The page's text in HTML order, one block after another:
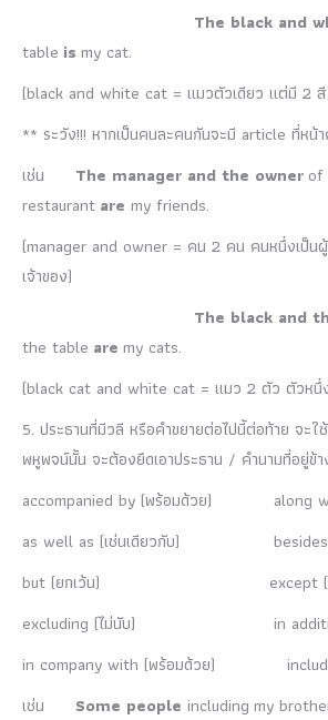
The black and
table is my cat.
(black and white cat = แมวตัวเดียว แต่มี 2
** ระวัง!!! หากเป็นคนละคนกันจะมี article ที่หน้
เช่น The manager and the owner of
restaurant are my friends.
(manager and owner = คน 2 คน คนหนึ่งเป็น
เจ้าของ)
The black and
the table are my cats.
(black cat and white cat = แมว 2 ตัว ตัวหนึ่
5. ประธานที่มีวลี หรือคำขยายต่อไปนี้ต่อท้าย จะใ
พหูพจน์นั้น จะต้องยึดเอาประธาน / คำนามที่อยู่ข้า
accompanied by (พร้อมด้วย) along
as well as (เช่นเดียวกับ) besides (
but (ยกเว้น) except (ยก
excluding (ไม่นับ) in addition
in company with (พร้อมด้วย)
เช่น Some people including my